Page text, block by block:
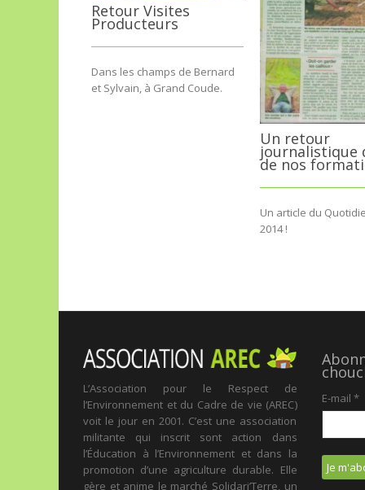
Retour Visites
Producteurs
Dans les champs de Bernard
et Sylvain, à Grand Coude.
Un retour
journalistique
de nos
Un article du
2014 !
L’Association pour le Respect de
l’Environnement et du Cadre de vie (AREC)
voit le jour en 2001. C’est une association
militante qui inscrit sont action dans
l’Éducation à l’Environnement et dans la
promotion d’une agriculture durable. Elle
gère et anime le marché Solidari’Terre, un
E-mail *